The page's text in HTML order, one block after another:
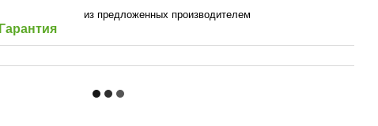
из предложенных производителем
Гарантия